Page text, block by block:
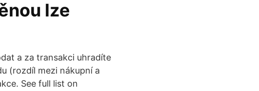
lze
a za transakci uhradíte
(rozdíl mezi nákupní a
See full list on